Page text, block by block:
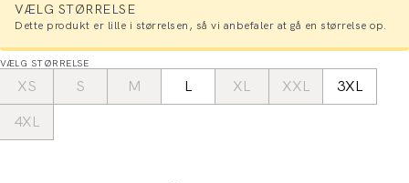
VÆLG STØRRELSE
Dette produkt er lille i størrelsen, så vi anbefaler at gå en størrelse op.
VÆLG STØRRELSE
XS S M L XL XXL
3XL
4XL